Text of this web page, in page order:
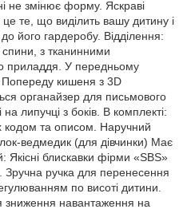
не змінює форму. Яскраві
те, що виділить вашу дитину і
його гардеробу. Відділення:
з тканинними
приладдя. У передньому
Попереду кишеня з 3D
органайзер для письмового
липучці з боків. В комплекті:
кодом та описом. Наручний
ведмедик (для дівчинки) Має
Якісні блискавки фірми «SBS»
Зручна ручка для перенесення
по висоті дитини.
зниження навантаження на